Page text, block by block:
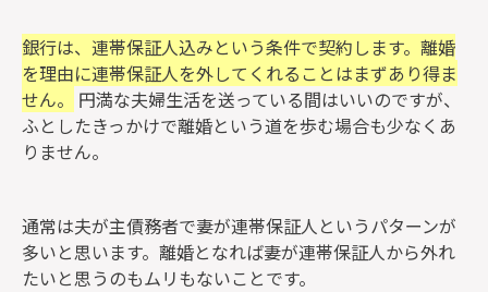
銀行は、連帯保証人込みという条件で契約します。離婚
を理由に連帯保証人を外してくれることはまずあり得ま
せん。
円満な夫婦生活を送っている間はいいのですが、
ふとしたきっかけで離婚という道を歩む場合も少なくあ
りません。
通常は夫が主債務者で妻が連帯保証人というパターンが
多いと思います。離婚となれば妻が連帯保証人から外れ
たいと思うのもムリもないことです。